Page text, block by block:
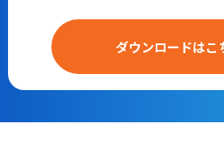
ダウンロードはこ